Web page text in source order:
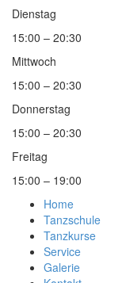
Dienstag
15:00 – 20:30
Mittwoch
15:00 – 20:30
Donnerstag
15:00 – 20:30
Freitag
15:00 – 19:00
Home
Tanzschule
Tanzkurse
Service
Galerie